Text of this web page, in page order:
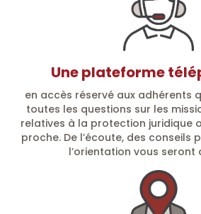
Une plateforme
en accès réservé aux adhérents
toutes les questions sur les
relatives à la protection juridique
proche. De l’écoute, des conseils
l’orientation vous seront